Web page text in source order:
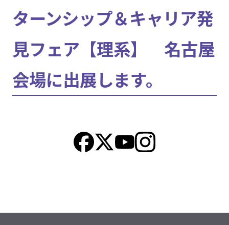
ターンシップ＆キャリア発
見フェア【理系】 名古屋
会場に出展します。